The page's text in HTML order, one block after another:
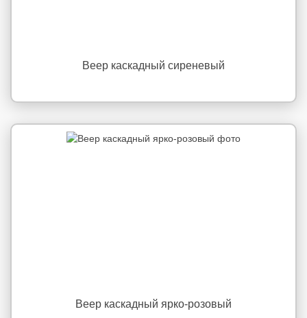
Веер каскадный сиреневый
Веер каскадный ярко-розовый